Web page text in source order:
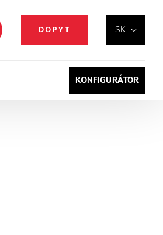
SK
DOPYT
Hľadať
KONFIGURÁTOR